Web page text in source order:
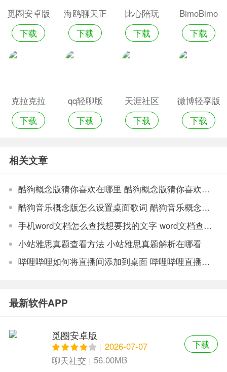
觅圈安卓版
下载
海鸥聊天正
版
下载
比心陪玩
下载
BimoBimo
下载
克拉克拉
下载
qq轻聊版
下载
天涯社区
下载
微博轻享版
下载
相关文章
酷狗概念版猜你喜欢在哪里 酷狗概念版猜你喜欢入口
酷狗音乐概念版怎么设置桌面歌词 酷狗音乐概念版设置桌面歌词方法
手机word文档怎么查找想要找的文字 word文档查找内容教程
小站雅思真题查看方法 小站雅思真题解析在哪看
哔哩哔哩如何将直播间添加到桌面 哔哩哔哩直播间添加到桌面的步骤
最新软件APP
觅圈安卓版
2026-07-07
聊天社交
56.00MB
下载